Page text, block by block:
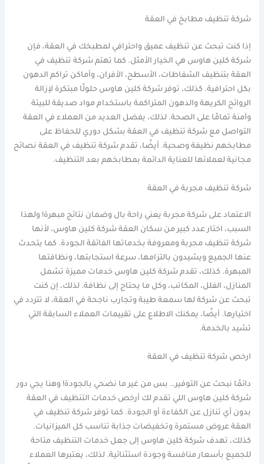
شركة تنظيف مطابخ في العقة
إذا كنت تبحث عن تنظيف عميق واحترافي لمطبخك في العقة، فإن
شركة كلين هاوس هي الخيار الأمثل. كما تهتم شركة تنظيف في
العقة بتنظيف الشفاطات، الأسطح، الأفران، وأماكن تراكم الدهون
بكل احترافية. كذلك، توفر شركة كلين هاوس حلولًا مبتكرة لإزالة
الروائح الكريهة والدهون المتراكمة باستخدام مواد صديقة للبيئة
وآمنة تمامًا على الصحة. لذلك، يفضل العديد من العملاء في العقة
التواصل مع شركة تنظيف في العقة بشكل دوري للحفاظ على
مطابخهم نظيفة وصحية. أيضًا، تقدم شركة تنظيف في العقة نصائح
مجانية لعملائها للعناية الدائمة بمطابخهم بعد التنظيف.
شركة تنظيف مجربة في العقة
الاعتماد على شركة مجربة يعني راحة بال وضمان نتائج مبهرة! ولهذا
السبب، اختار عدد كبير من سكان العقة شركة كلين هاوس، لأنها
شركة تنظيف مجربة ومعروفة بخدماتها الفائقة الجودة. كما يتحدث
عنها الجميع ويشيدون بالتزامها، سرعة استجابتها، ونظافتها
المبهرة. كذلك، تقدم شركة كلين هاوس خدمات مميزة تشمل
المنازل، الفلل، المكاتب، وكل ما يحتاج إلى نظافة. لذلك، إن كنت
تبحث عن شركة لها سمعة طيبة وتجارب ناجحة في العقة، لا تتردد في
اختيارها. أيضًا، يمكنك الاطلاع على تقييمات العملاء السابقة التي
تشيد بالخدمة.
ارخص شركة تنظيف في العقة
دائمًا نبحث عن التوفير… بس من غير ما نضحي بالجودة! وهنا يجي دور
شركة كلين هاوس اللي تقدم لك أرخص خدمات التنظيف في العقة
بدون أي تنازل عن الكفاءة أو الجودة. كما توفر شركة تنظيف في
العقة عروض مستمرة وتخفيضات جذابة تناسب كل الميزانيات.
كذلك، تهدف شركة كلين هاوس إلى جعل خدمات التنظيف متاحة
للجميع بأسعار منافسة وجودة استثنائية. لذلك، يعتبرها العملاء